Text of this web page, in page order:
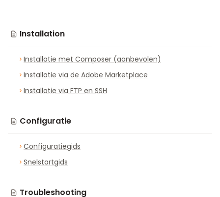
Installation
Installatie met Composer (aanbevolen)
Installatie via de Adobe Marketplace
Installatie via FTP en SSH
Configuratie
Configuratiegids
Snelstartgids
Troubleshooting